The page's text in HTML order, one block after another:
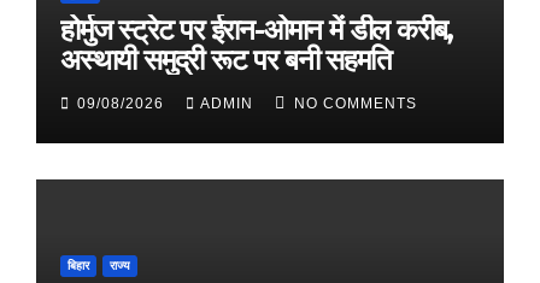
होर्मुज स्ट्रेट पर ईरान-ओमान में डील करीब,
अस्थायी समुद्री रूट पर बनी सहमति
09/08/2026 ADMIN NO COMMENTS
बिहार राज्य